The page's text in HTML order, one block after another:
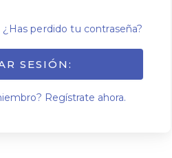
¿Has perdido tu contraseña?
SESIÓN:
Regístrate ahora.